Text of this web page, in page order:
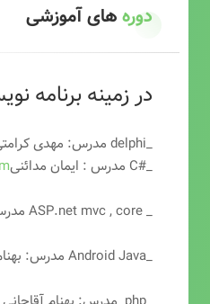
دورههای آموزشی
در زمینه برنامه
_delphi مدرس: مهدی کرامتی
_#C مدرس : ایمان مدائنی
_ ASP.net mvc , core مدرس: وحید نصیری
_Android Java مدرس: بهنام آقاجانی